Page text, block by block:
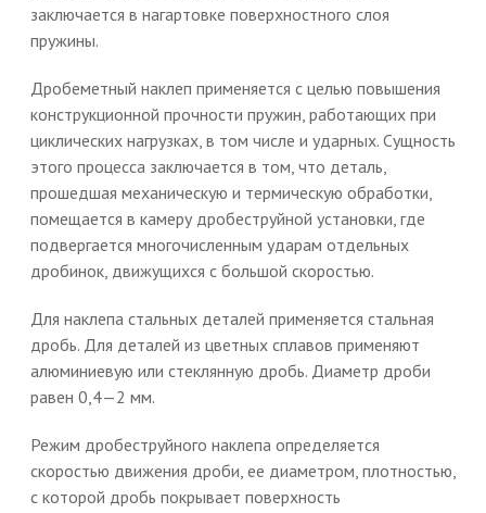
заключается в нагартовке поверхностного слоя
пружины.
Дробеметный наклеп применяется с целью повышения
конструкционной прочности пружин, работающих при
циклических нагрузках, в том числе и ударных. Сущность
этого процесса заключается в том, что деталь,
прошедшая механическую и термическую обработки,
помещается в камеру дробеструйной установки, где
подвергается многочисленным ударам отдельных
дробинок, движущихся с большой скоростью.
Для наклепа стальных деталей применяется стальная
дробь. Для деталей из цветных сплавов применяют
алюминиевую или стеклянную дробь. Диаметр дроби
равен 0,4—2 мм.
Режим дробеструйного наклепа определяется
скоростью движения дроби, ее диаметром, плотностью,
с которой дробь покрывает поверхность